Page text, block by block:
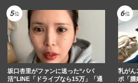
坂口杏里がファンに送った“パパ
活”LINE「ドライブなら15万」「通
乳がん
ポ「腫